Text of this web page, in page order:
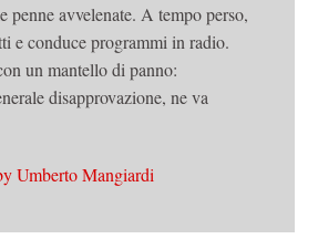
penne avvelenate. A tempo perso,
e conduce programmi in radio.
un mantello di panno:
disapprovazione, ne va
Umberto Mangiardi